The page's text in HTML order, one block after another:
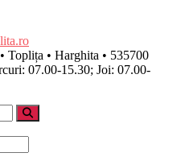
Toplița • Harghita • 535700
07.00-15.30; Joi: 07.00-